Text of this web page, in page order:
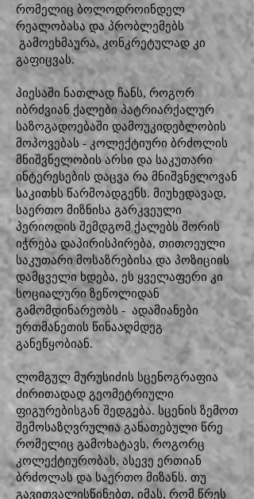
რომელიც ბოლოდროინდელ
რეალობასა და პრობლემებს
გამოეხმაურა, კონკრეტულად კი
გაფიცვას.
პიესაში ნათლად ჩანს, როგორ
იბრძვიან ქალები პატრიარქალურ
საზოგადოებაში დამოუკიდებლობის
მოპოვებას - კოლექტიური ბრძოლის
მნიშვნელობის არსი და საკუთარი
ინტერესების დაცვა რა მნიშვნელოვან
საკითხს წარმოადგენს. მიუხედავად,
საერთო მიზნისა გარკვეული
პერიოდის შემდგომ ქალებს შორის
იჭრება დაპირისპირება, თითოეული
საკუთარი მოსაზრებისა და პოზიციის
დამცველი ხდება, ეს ყველაფერი კი
სოციალური ზეწოლიდან
გამომდინარეობს - ადამიანები
ერთმანეთის წინააღმდეგ
განეწყობიან.
ლომგულ მურუსიძის სცენოგრაფია
ძირითადად გეომეტრიული
ფიგურებისგან შედგება. სცენის ზემოთ
შემოსაზღვრულია განათებული წრე
რომელიც გამოხატავს, როგორც
კოლექტიურობას, ასევე ერთიან
ბრძოლას და საერთო მიზანს. თუ
გავითვალისწინებთ, იმას, რომ წრეს